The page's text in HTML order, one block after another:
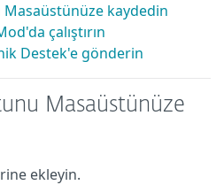
kaydedin
çalıştırın
Destek'e gönderin
Masaüstünüze
ekleyin.